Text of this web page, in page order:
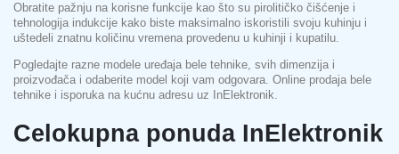
Obratite pažnju na korisne funkcije kao što su pirolitičko čišćenje i
tehnologija indukcije kako biste maksimalno iskoristili svoju kuhinju i
uštedeli znatnu količinu vremena provedenu u kuhinji i kupatilu.
Pogledajte razne modele uređaja bele tehnike, svih dimenzija i
proizvođača i odaberite model koji vam odgovara. Online prodaja bele
tehnike i isporuka na kućnu adresu uz InElektronik.
Celokupna ponuda InElektronik